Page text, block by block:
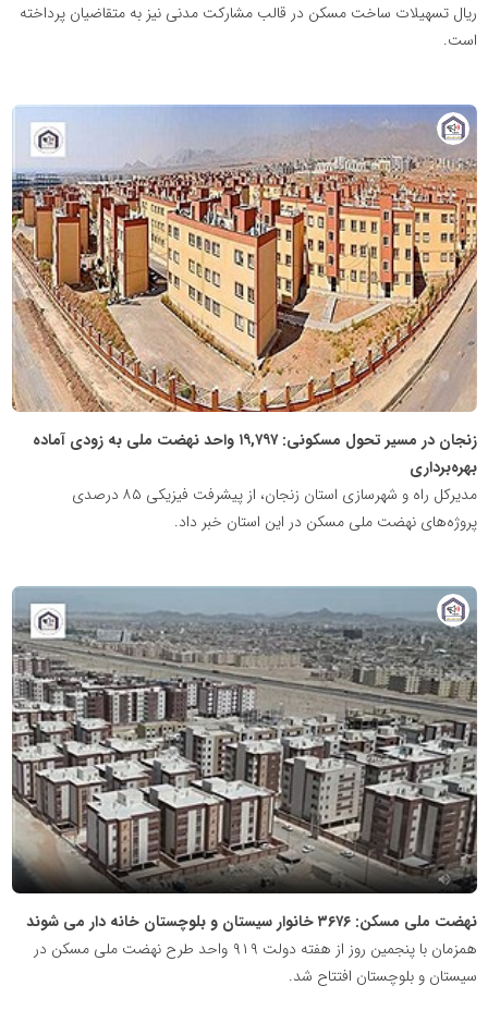
ریال تسهیلات ساخت مسکن در قالب مشارکت مدنی نیز به متقاضیان پرداخته
است.
زنجان در مسیر تحول مسکونی: ۱۹,۷۹۷ واحد نهضت ملی به زودی آماده
بهره‌برداری
مدیرکل راه و شهرسازی استان زنجان، از پیشرفت فیزیکی ۸۵ درصدی
پروژه‌های نهضت ملی مسکن در این استان خبر داد.
پایگاه
خبری
نهضت
ملی
مسکن
نهضت ملی مسکن: ۳۶۷۶ خانوار سیستان و بلوچستان خانه دار می شوند
همزمان با پنجمین روز از هفته دولت ۹۱۹ واحد طرح نهضت ملی مسکن در
سیستان و بلوچستان افتتاح شد.
پایگاه
خبری
نهضت
ملی
مسکن